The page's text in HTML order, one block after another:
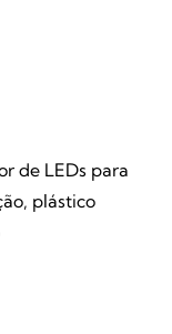
de LEDs para
plástico